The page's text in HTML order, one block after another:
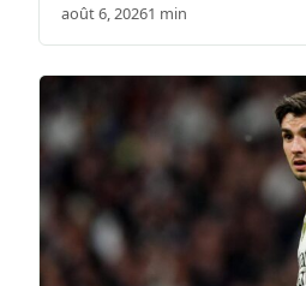
août 6, 20261 min